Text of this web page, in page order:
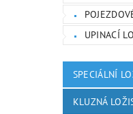
UPINACÍ
SPECIÁLNÍ
KLUZNÁ